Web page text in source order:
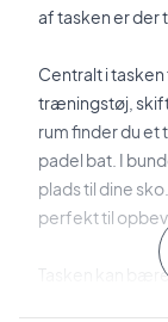
af tasken er der
Centralt i
træningstøj,
rum finder du et
padel bat. I
plads til dine
perfekt til
Tasken kan